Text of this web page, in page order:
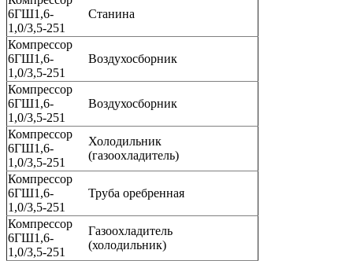
6ГШ1,6-
1,0/3,5-251
Станина
Компрессор
6ГШ1,6-
1,0/3,5-251
Воздухосборник
Компрессор
6ГШ1,6-
1,0/3,5-251
Воздухосборник
Компрессор
6ГШ1,6-
1,0/3,5-251
Холодильник
(газоохладитель)
Компрессор
6ГШ1,6-
1,0/3,5-251
Труба оребренная
Компрессор
6ГШ1,6-
1,0/3,5-251
Газоохладитель
(холодильник)